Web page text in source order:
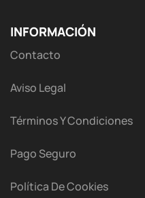
INFORMACIÓN
Contacto
Aviso Legal
Términos Y Condiciones
Pago Seguro
Política De Cookies